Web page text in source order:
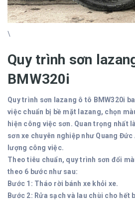
\
Quy trình sơn
BMW320i
Quy trình sơn lazang ô tô BMW320i
việc chuẩn bị bề mặt lazang, chọn
hiện công việc sơn. Quan trọng nhất
sơn xe chuyên nghiệp như Quang
lượng công việc.
Theo tiêu chuẩn, quy trình sơn đổi
theo 6 bước như sau:
Bước 1: Tháo rời bánh xe khỏi xe.
Bước 2: Rửa sạch và lau chùi cho hết